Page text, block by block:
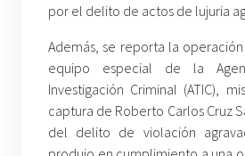
por el delito de actos de lujuria
Además, se reporta la
equipo especial de la
Investigación Criminal (ATIC),
captura de Roberto Carlos Cruz
del delito de violación